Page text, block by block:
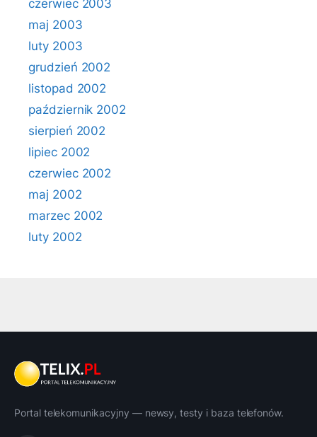
czerwiec 2003
maj 2003
luty 2003
grudzień 2002
listopad 2002
październik 2002
sierpień 2002
lipiec 2002
czerwiec 2002
maj 2002
marzec 2002
luty 2002
Portal telekomunikacyjny — newsy, testy i baza telefonów.